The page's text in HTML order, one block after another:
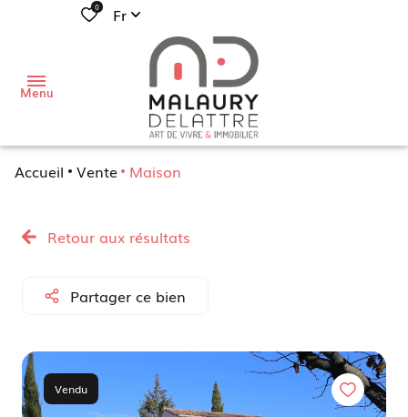
0 Fr
Menu
acheter
Mon
Mon
investissement
vendre
de
vous
Accueil Vente Maison
Retour aux résultats
Partager ce bien
Vendu